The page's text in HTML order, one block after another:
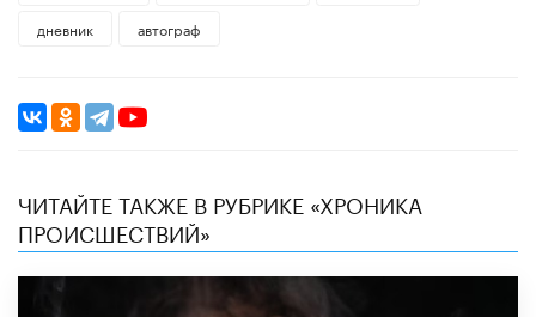
дневник
автограф
ЧИТАЙТЕ ТАКЖЕ В РУБРИКЕ «ХРОНИКА
ПРОИСШЕСТВИЙ»